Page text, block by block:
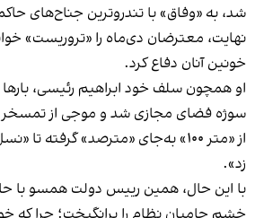
شد، به «وفاق» با تندروترین جناح‌های
نهایت، معترضان دی‌ماه را «تروریست»
خونین آنان دفاع کرد.
او همچون سلف خود ابراهیم رئیسی،
سوژه فضای مجازی شد و موجی از تمسخر
از «متر ۱۰۰» به‌جای «مترصد» گرفته
زد».
با این حال، همین رییس دولت همسو با